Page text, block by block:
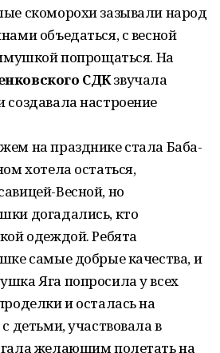
скоморохи зазывали народ
объедаться, с весной
попрощаться. На
СДКзвучала
настроение
на празднике стала Баба-
хотела остаться,
Весной, но
догадались, кто
одеждой. Ребята
самые добрые качества, и
Яга попросила у всех
и осталась на
детьми, участвовала в
желающим полетать на